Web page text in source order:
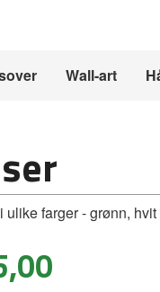
Wall-art
farger - grønn,